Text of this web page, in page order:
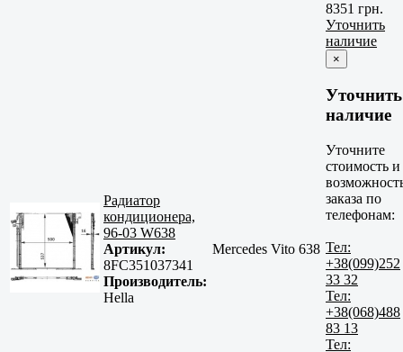
Радиатор
кондиционера,
96-03 W638
Артикул:
8FC351037341
Производитель:
Hella
Mercedes Vito 638
8351 грн.
Уточнить
наличие
×
Уточнить
наличие
Уточните
стоимость и
заказа по
телефонам:
Тел:
+38(099)252
33 32
Тел:
+38(068)488
83 13
Тел: